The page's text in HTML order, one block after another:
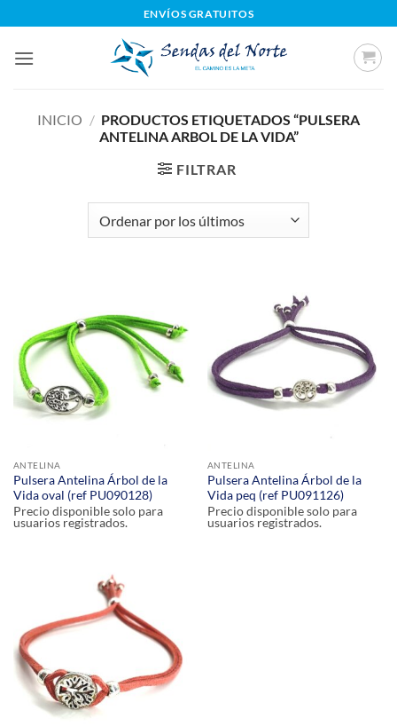
al
contenido
ENVÍOS GRATUITOS
INICIO / PRODUCTOS ETIQUETADOS “PULSERA
ANTELINA ARBOL DE LA VIDA”
FILTRAR
ANTELINA
Pulsera Antelina Árbol de la
Vida oval (ref PU090128)
Precio disponible solo para
usuarios registrados.
ANTELINA
Pulsera Antelina Árbol de la
Vida peq (ref PU091126)
Precio disponible solo para
usuarios registrados.